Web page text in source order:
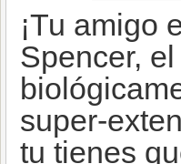
¡Tu amigo
Spencer,
super-
tu tienes